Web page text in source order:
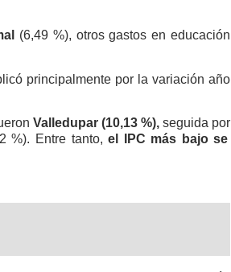
(6,49 %), otros gastos en educación
principalmente por la variación año
Valledupar (10,13 %),seguida por
%). Entre tanto,el IPC más bajo se